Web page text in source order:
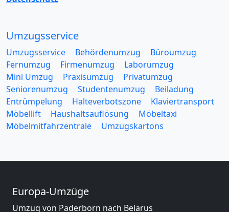
Umzugsservice
Umzugsservice Behördenumzug
Büroumzug
Fernumzug
Firmenumzug
Laborumzug
Mini Umzug
Praxisumzug
Privatumzug
Seniorenumzug
Studentenumzug
Beiladung
Entrümpelung
Halteverbotszone
Klaviertransport
Möbellift
Haushaltsauflösung
Möbeltaxi
Möbelmitfahrzentrale
Umzugskartons
Europa-Umzüge
Umzug von Paderborn nach Belarus